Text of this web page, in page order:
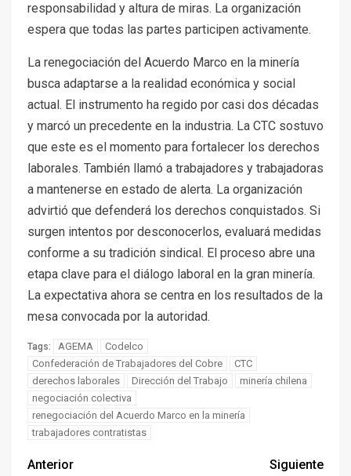
responsabilidad y altura de miras. La organización
espera que todas las partes participen activamente.
La renegociación del Acuerdo Marco en la minería
busca adaptarse a la realidad económica y social
actual. El instrumento ha regido por casi dos décadas
y marcó un precedente en la industria. La CTC sostuvo
que este es el momento para fortalecer los derechos
laborales. También llamó a trabajadores y trabajadoras
a mantenerse en estado de alerta. La organización
advirtió que defenderá los derechos conquistados. Si
surgen intentos por desconocerlos, evaluará medidas
conforme a su tradición sindical. El proceso abre una
etapa clave para el diálogo laboral en la gran minería.
La expectativa ahora se centra en los resultados de la
mesa convocada por la autoridad.
Tags: AGEMA
Codelco
Confederación de Trabajadores del Cobre
CTC
derechos laborales
Dirección del Trabajo
minería chilena
negociación colectiva
renegociación del Acuerdo Marco en la minería
trabajadores contratistas
Anterior Siguiente
3
PIB minero impacta el
Central reporta resultados